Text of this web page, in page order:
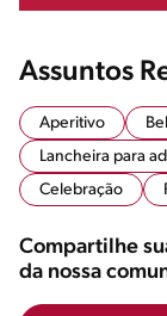
Assuntos
Aperitivo
Lancheira para
Celebração
Compartilhe
da nossa